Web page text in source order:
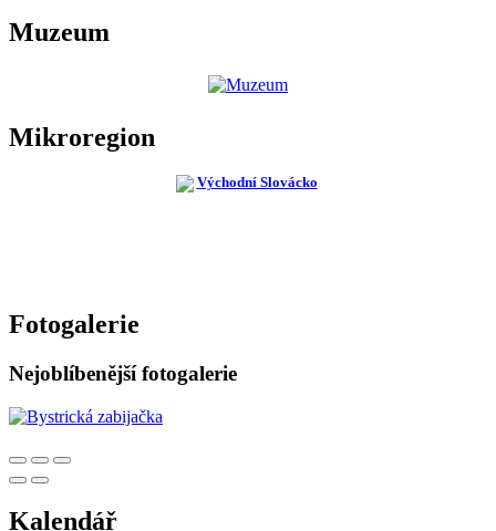
Muzeum
Mikroregion
Fotogalerie
Nejoblíbenější fotogalerie
Kalendář